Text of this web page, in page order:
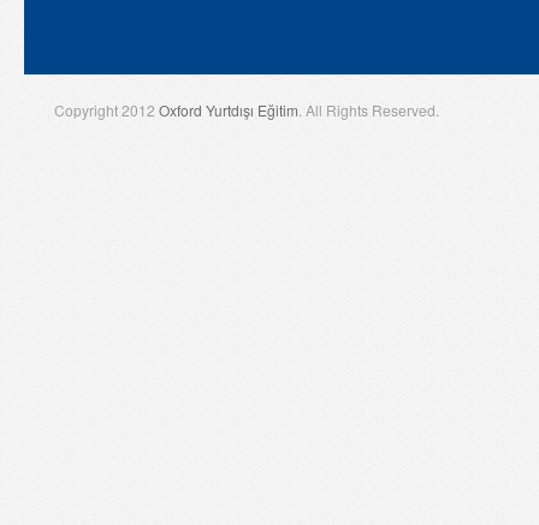
Copyright 2012 Oxford Yurtdışı Eğitim. All Rights Reserved.